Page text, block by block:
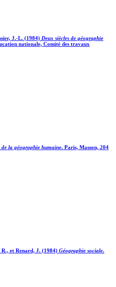
J.-L. (1984) Deux siècles de géographie
nationale, Comité des travaux
de la géographie humaine. Paris, Masson, 204
et Renard, J. (1984) Géographie sociale.